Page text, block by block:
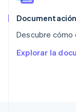
Descubre cómo
Explorar la
Reino Unido
English
English
English